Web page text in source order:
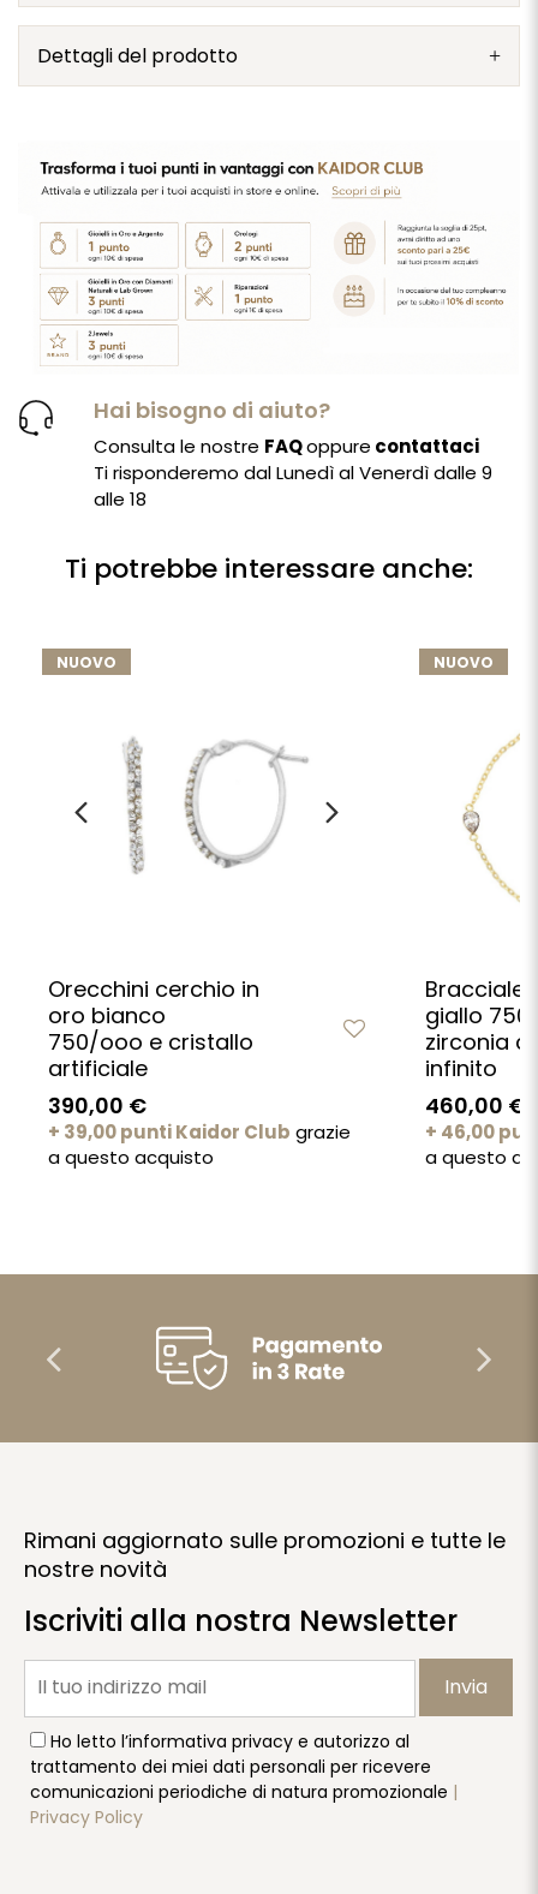
Dettagli del prodotto
Hai bisogno di aiuto?
Consulta le nostre FAQoppure contattaci
Ti risponderemo dal Lunedì al Venerdì dalle 9
alle 18
Ti potrebbe interessare anche:
NUOVO
Orecchini cerchio in
oro bianco
750/ooo e cristallo
artificiale
390,00 €
+ 39,00 punti Kaidor Club grazie
a questo acquisto
NUOVO
Bracciale
giallo
zirconia
infinito
460,00 €
+ 46,00
a questo
Rimani aggiornato sulle promozioni e tutte le
nostre novità
Iscriviti alla nostra Newsletter
Invia
Ho letto l’informativa privacy e autorizzo al
trattamento dei miei dati personali per ricevere
comunicazioni periodiche di natura promozionale |
Privacy Policy